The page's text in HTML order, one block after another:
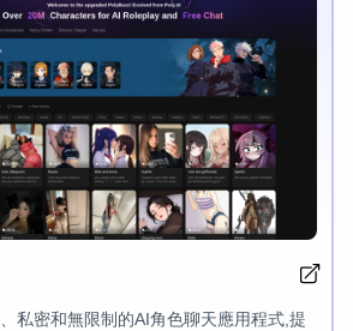
私密和無限制的AI角色聊天應用程式,提